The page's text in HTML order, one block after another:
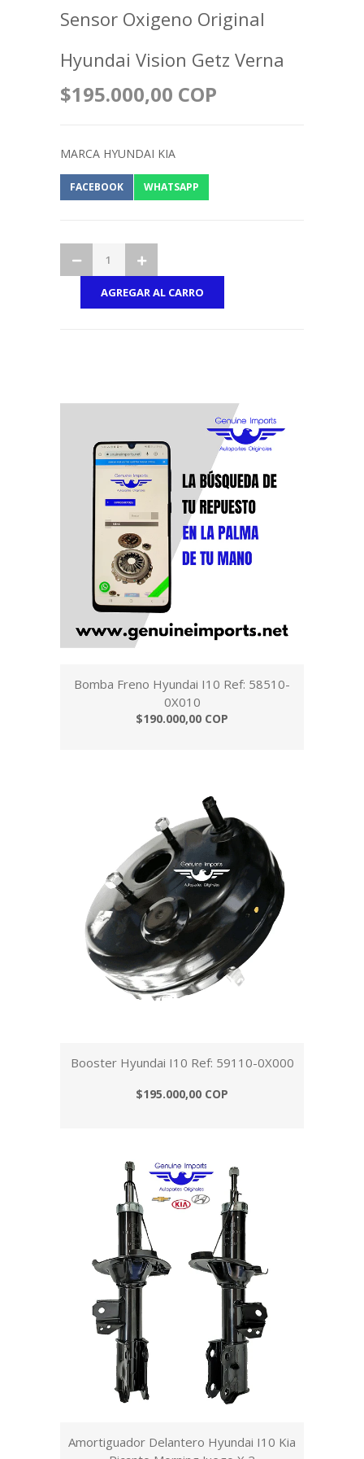
Sensor Oxigeno Original
Hyundai Vision Getz Verna
$195.000,00 COP
MARCA HYUNDAI KIA
FACEBOOK WHATSAPP
Bomba Freno Hyundai I10 Ref: 58510-
0X010
$190.000,00 COP
Booster Hyundai I10 Ref: 59110-0X000
$195.000,00 COP
Amortiguador Delantero Hyundai I10 Kia